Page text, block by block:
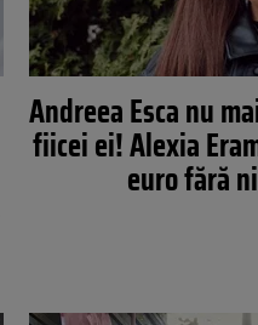
Andreea Esca nu
fiicei ei! Alexia
euro fără